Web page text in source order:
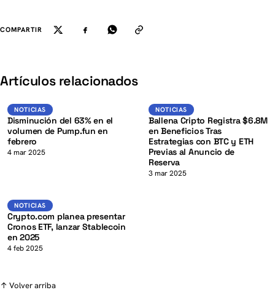
COMPARTIR
Artículos relacionados
Noticias K
NOTICIAS
Disminución del 63% en el
volumen de Pump.fun en
febrero
4 mar 2025
NOTICIAS BTC
NOTICIAS
Ballena Cripto Registra $6.8M
en Beneficios Tras
Estrategias con BTC y ETH
Previas al Anuncio de
Reserva
3 mar 2025
NOTICIAS K
NOTICIAS
Crypto.com planea presentar
Cronos ETF, lanzar Stablecoin
en 2025
4 feb 2025
↑ Volver arriba